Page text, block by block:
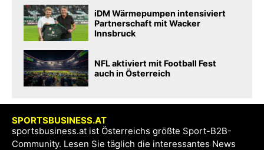
iDM Wärmepumpen intensiviert
Partnerschaft mit Wacker
Innsbruck
NFL aktiviert mit Football Fest
auch in Österreich
SPORTSBUSINESS.AT
sportsbusiness.at ist Österreichs größte Sport-B2B-
Community. Lesen Sie täglich die interessantes News